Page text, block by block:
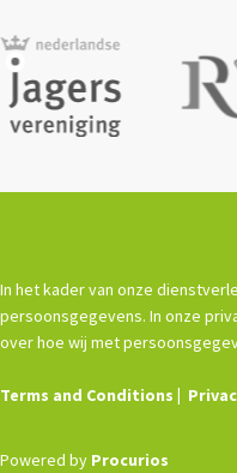
In het kader van onze
persoonsgegevens. In onze
over hoe wij met
Terms and Conditions
Powered by Procurios